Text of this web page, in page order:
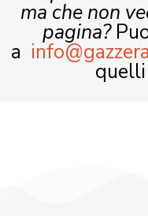
ma che non
pagina?
a